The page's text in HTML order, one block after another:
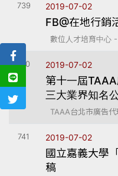
739 2019-07-02
FB@在地行銷
數位人才培育中
740 2019-07-02
第十一屆
三大業界知名
TAAA台北市廣告
741 2019-07-02
國立嘉義大學
稿